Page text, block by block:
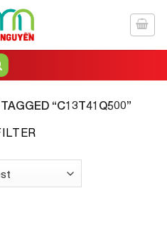
“C13T41Q500”